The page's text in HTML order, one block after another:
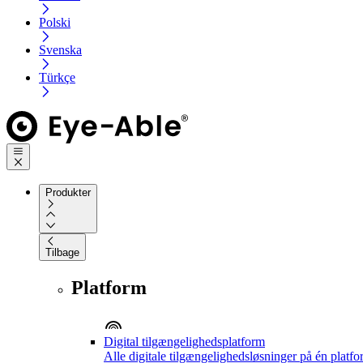
Polski
Svenska
Türkçe
Produkter
Tilbage
Platform
Digital tilgængelighedsplatform
Alle digitale tilgængelighedsløsninger på én